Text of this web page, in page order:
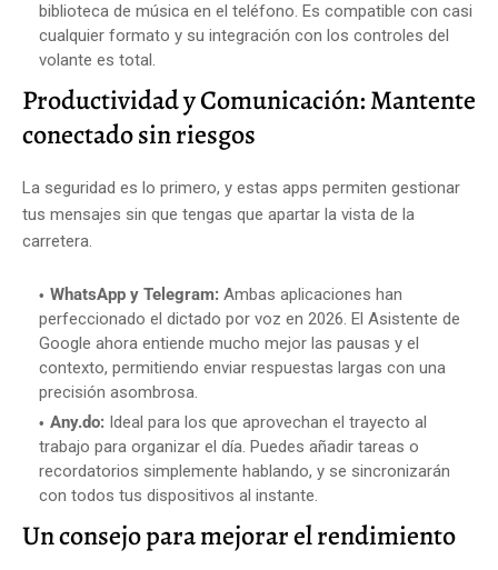
biblioteca de música en el teléfono. Es compatible con casi
cualquier formato y su integración con los controles del
volante es total.
Productividad y Comunicación: Mantente
conectado sin riesgos
La seguridad es lo primero, y estas apps permiten gestionar
tus mensajes sin que tengas que apartar la vista de la
carretera.
WhatsApp y Telegram: Ambas aplicaciones han
perfeccionado el dictado por voz en 2026. El Asistente de
Google ahora entiende mucho mejor las pausas y el
contexto, permitiendo enviar respuestas largas con una
precisión asombrosa.
Any.do: Ideal para los que aprovechan el trayecto al
trabajo para organizar el día. Puedes añadir tareas o
recordatorios simplemente hablando, y se sincronizarán
con todos tus dispositivos al instante.
Un consejo para mejorar el rendimiento